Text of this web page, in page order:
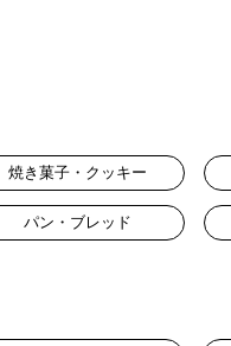
焼き菓子・クッキー
パン・ブレッド